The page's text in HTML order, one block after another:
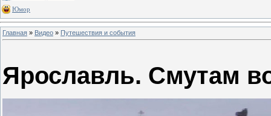
Юмор
Главная » Видео » Путешествия и события
Ярославль. Смутам